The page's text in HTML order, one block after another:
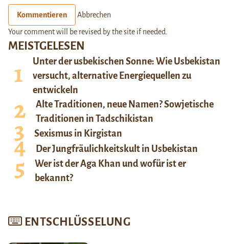
MEISTGELESEN
Unter der usbekischen Sonne: Wie Usbekistan
versucht, alternative Energiequellen zu
entwickeln
Alte Traditionen, neue Namen? Sowjetische
Traditionen in Tadschikistan
Sexismus in Kirgistan
Der Jungfräulichkeitskult in Usbekistan
Wer ist der Aga Khan und wofür ist er
bekannt?
ENTSCHLÜSSELUNG
Kommentieren Abbrechen
Your comment will be revised by the site if needed.